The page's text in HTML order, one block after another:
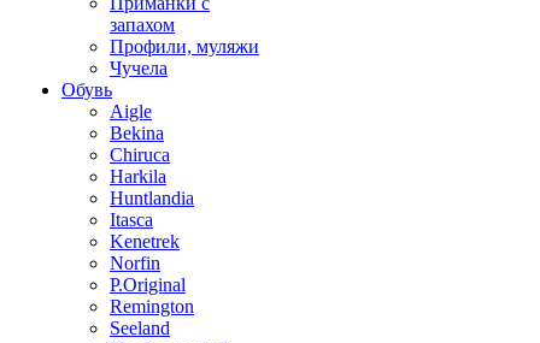
запахом
Профили, муляжи
Чучела
Обувь
Aigle
Bekina
Chiruсa
Harkila
Huntlandia
Itasca
Kenetrek
Norfin
P.Original
Remington
Seeland